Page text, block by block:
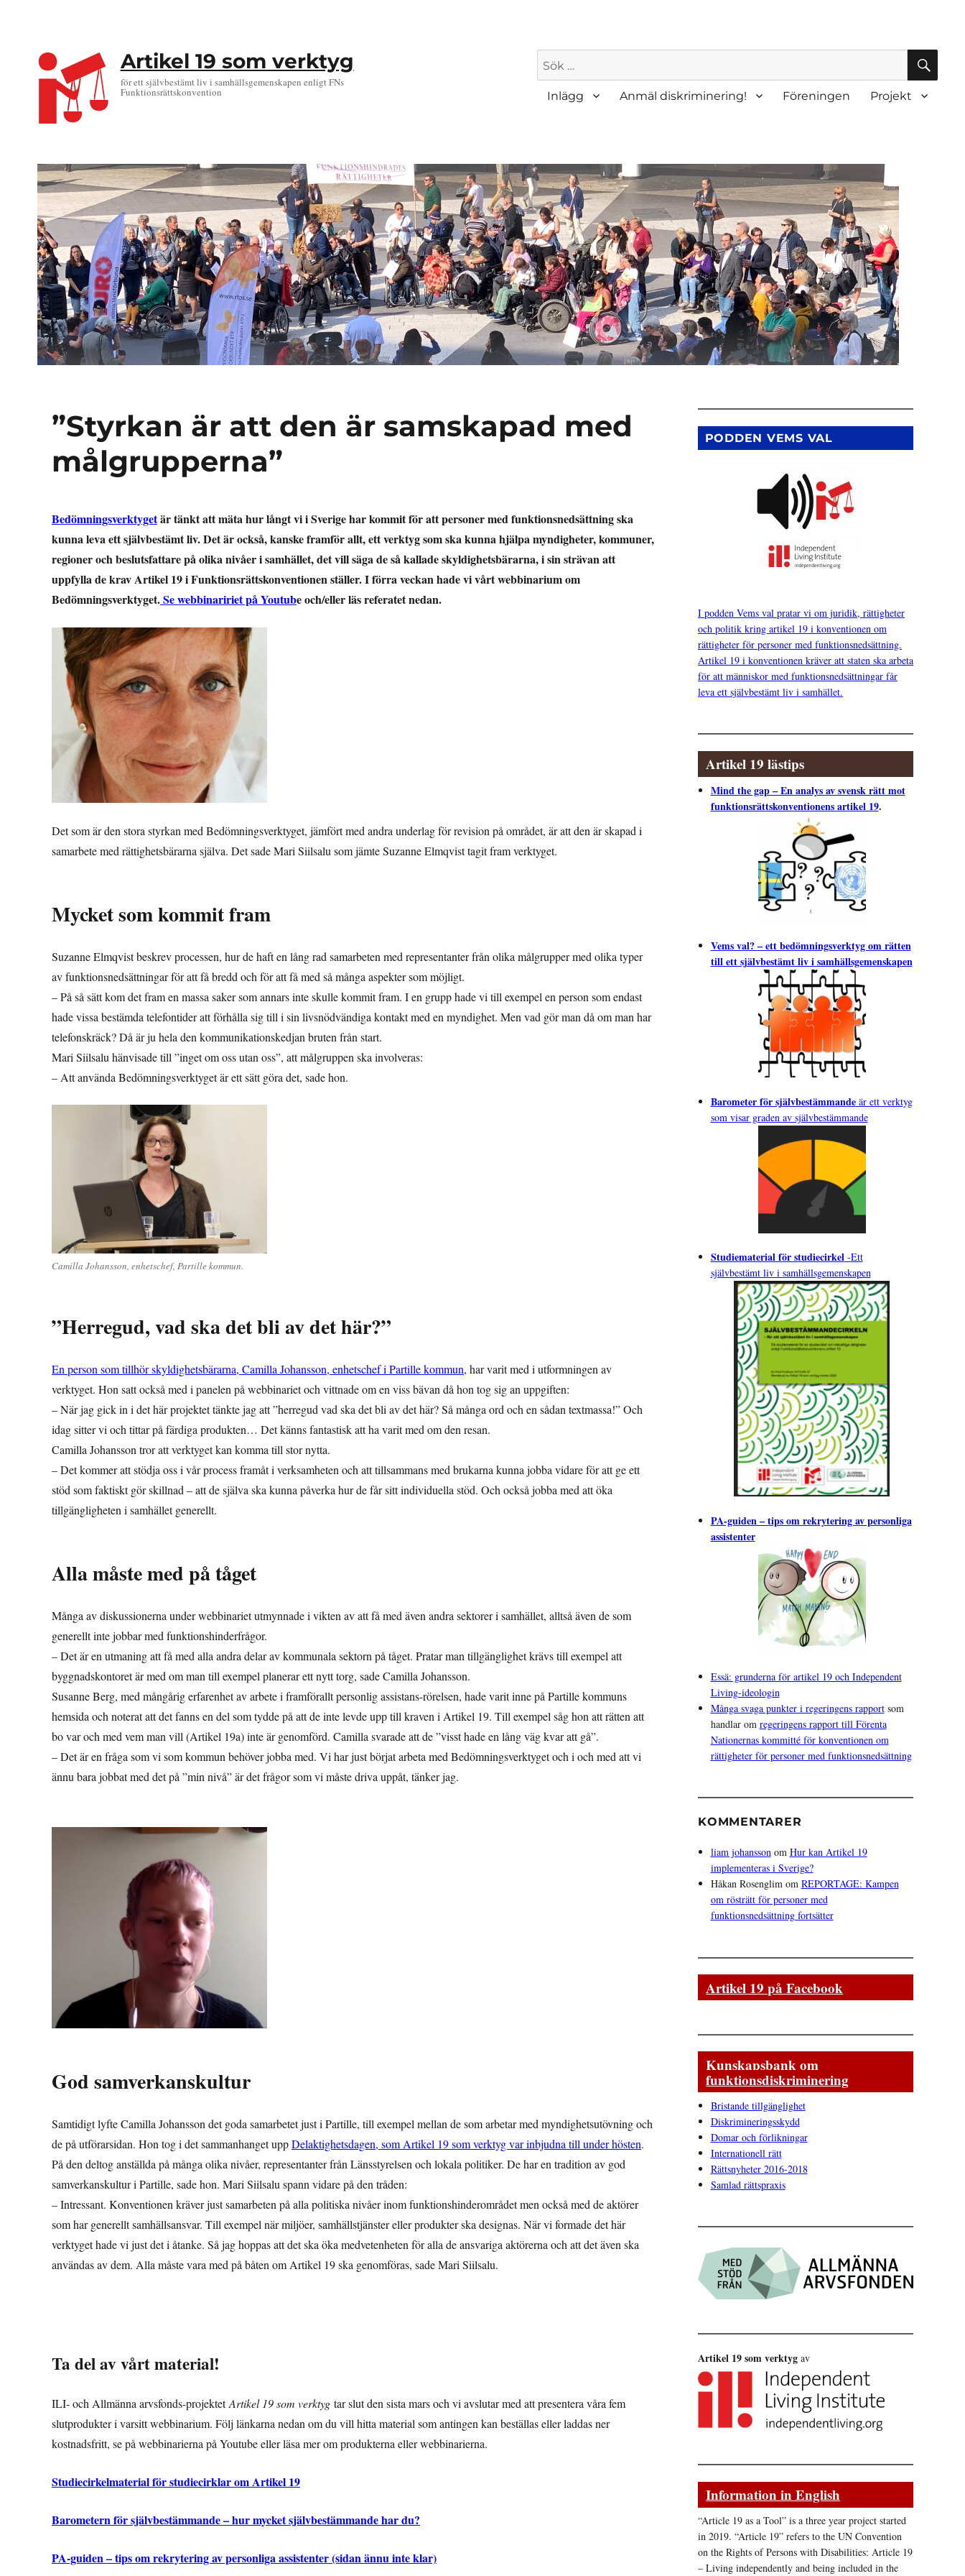
Artikel 19 som verktyg
för ett självbestämt liv i samhällsgemenskapen enligt FNs
Funktionsrättskonvention
Sök
efter:
SÖK
Inlägg Anmäl diskriminering! Föreningen Projekt
”Styrkan är att den är samskapad med
målgrupperna”
Bedömningsverktygetär tänkt att mäta hur långt vi i Sverige har kommit för att personer med funktionsnedsättning ska
kunna leva ett självbestämt liv. Det är också, kanske framför allt, ett verktyg som ska kunna hjälpa myndigheter, kommuner,
regioner och beslutsfattare på olika nivåer i samhället, det vill säga de så kallade skyldighetsbärarna, i sin strävan att
uppfylla de krav Artikel 19 i Funktionsrättskonventionen ställer. I förra veckan hade vi vårt webbinarium om
Bedömningsverktyget.Se webbinaririet på Youtube och/eller läs referatet nedan.
Det som är den stora styrkan med Bedömningsverktyget, jämfört med andra underlag för revision på området, är att den är skapad i
samarbete med rättighetsbärarna själva. Det sade Mari Siilsalu som jämte Suzanne Elmqvist tagit fram verktyget.
Mycket som kommit fram
Suzanne Elmqvist beskrev processen, hur de haft en lång rad samarbeten med representanter från olika målgrupper med olika typer
av funktionsnedsättningar för att få bredd och för att få med så många aspekter som möjligt.
– På så sätt kom det fram en massa saker som annars inte skulle kommit fram. I en grupp hade vi till exempel en person som endast
hade vissa bestämda telefontider att förhålla sig till i sin livsnödvändiga kontakt med en myndighet. Men vad gör man då om man har
telefonskräck? Då är ju hela den kommunikationskedjan bruten från start.
Mari Siilsalu hänvisade till ”inget om oss utan oss”, att målgruppen ska involveras:
– Att använda Bedömningsverktyget är ett sätt göra det, sade hon.
Camilla Johansson, enhetschef, Partille kommun.
”Herregud, vad ska det bli av det här?”
En person som tillhör skyldighetsbärarna, Camilla Johansson, enhetschef i Partille kommun, har varit med i utformningen av
verktyget. Hon satt också med i panelen på webbinariet och vittnade om en viss bävan då hon tog sig an uppgiften:
– När jag gick in i det här projektet tänkte jag att ”herregud vad ska det bli av det här? Så många ord och en sådan textmassa!” Och
idag sitter vi och tittar på färdiga produkten… Det känns fantastisk att ha varit med om den resan.
Camilla Johansson tror att verktyget kan komma till stor nytta.
– Det kommer att stödja oss i vår process framåt i verksamheten och att tillsammans med brukarna kunna jobba vidare för att ge ett
stöd som faktiskt gör skillnad – att de själva ska kunna påverka hur de får sitt individuella stöd. Och också jobba med att öka
tillgängligheten i samhället generellt.
Alla måste med på tåget
Många av diskussionerna under webbinariet utmynnade i vikten av att få med även andra sektorer i samhället, alltså även de som
generellt inte jobbar med funktionshinderfrågor.
– Det är en utmaning att få med alla andra delar av kommunala sektorn på tåget. Pratar man tillgänglighet krävs till exempel att
byggnadskontoret är med om man till exempel planerar ett nytt torg, sade Camilla Johansson.
Susanne Berg, med mångårig erfarenhet av arbete i framförallt personlig assistans-rörelsen, hade varit inne på Partille kommuns
hemsida och noterat att det fanns en del som tydde på att de inte levde upp till kraven i Artikel 19. Till exempel såg hon att rätten att
bo var och med vem man vill (Artikel 19a) inte är genomförd. Camilla svarade att de ”visst hade en lång väg kvar att gå”.
– Det är en fråga som vi som kommun behöver jobba med. Vi har just börjat arbeta med Bedömningsverktyget och i och med att vi
ännu bara jobbat med det på ”min nivå” är det frågor som vi måste driva uppåt, tänker jag.
God samverkanskultur
Samtidigt lyfte Camilla Johansson det goda samarbetet just i Partille, till exempel mellan de som arbetar med myndighetsutövning och
de på utförarsidan. Hon tog i det sammanhanget uppDelaktighetsdagen, som Artikel 19 som verktyg var inbjudna till under hösten.
På den deltog anställda på många olika nivåer, representanter från Länsstyrelsen och lokala politiker. De har en tradition av god
samverkanskultur i Partille, sade hon. Mari Siilsalu spann vidare på den tråden:
– Intressant. Konventionen kräver just samarbeten på alla politiska nivåer inom funktionshinderområdet men också med de aktörer
som har generellt samhällsansvar. Till exempel när miljöer, samhällstjänster eller produkter ska designas. När vi formade det här
verktyget hade vi just det i åtanke. Så jag hoppas att det ska öka medvetenheten för alla de ansvariga aktörerna och att det även ska
användas av dem. Alla måste vara med på båten om Artikel 19 ska genomföras, sade Mari Siilsalu.
Ta del av vårt material!
ILI- och Allmänna arvsfonds-projektetArtikel 19 som verktyg tar slut den sista mars och vi avslutar med att presentera våra fem
slutprodukter i varsitt webbinarium. Följ länkarna nedan om du vill hitta material som antingen kan beställas eller laddas ner
kostnadsfritt, se på webbinarierna på Youtube eller läsa mer om produkterna eller webbinarierna.
Studiecirkelmaterial för studiecirklar om Artikel 19
Barometern för självbestämmande – hur mycket självbestämmande har du?
PA-guiden – tips om rekrytering av personliga assistenter (sidan ännu inte klar)
PODDEN VEMS VAL
I podden Vems val pratar vi om juridik, rättigheter
och politik kring artikel 19 i konventionen om
rättigheter för personer med funktionsnedsättning.
Artikel 19 i konventionen kräver att staten ska arbeta
för att människor med funktionsnedsättningar får
leva ett självbestämt liv i samhället.
Artikel 19 lästips
Mind the gap – En analys av svensk rätt mot
funktionsrättskonventionens artikel 19.
Vems val? – ett bedömningsverktyg om rätten
till ett självbestämt liv i samhällsgemenskapen
Barometer för självbestämmandeär ett verktyg
som visar graden av självbestämmande
Studiematerial för studiecirkel-Ett
självbestämt liv i samhällsgemenskapen
PA-guiden – tips om rekrytering av personliga
assistenter
Essä: grunderna för artikel 19 och Independent
Living-ideologin
Många svaga punkter i regeringens rapportsom
handlar om regeringens rapport till Förenta
Nationernas kommitté för konventionen om
rättigheter för personer med funktionsnedsättning
KOMMENTARER
liam johanssonom Hur kan Artikel 19
implementeras i Sverige?
Håkan Rosenglimom REPORTAGE: Kampen
om rösträtt för personer med
funktionsnedsättning fortsätter
Artikel 19 på Facebook
Kunskapsbank om
funktionsdiskriminering
Bristande tillgänglighet
Diskrimineringsskydd
Domar och förlikningar
Internationell rätt
Rättsnyheter 2016-2018
Samlad rättspraxis
Artikel 19 som verktyg av
Information in English
“Article 19 as a Tool” is a three year project started
in 2019. “Article 19” refers to the UN Convention
on the Rights of Persons with Disabilities: Article 19
– Living independently and being included in the